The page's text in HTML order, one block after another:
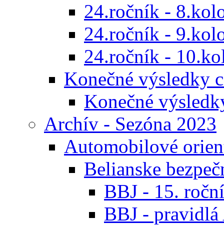
24.ročník -
24.ročník -
24.ročník -
Konečné výsledky
Konečné
Archív - Sezóna 2023
Automobilové
Belianske
BBJ - 15.
BBJ - pravidlá